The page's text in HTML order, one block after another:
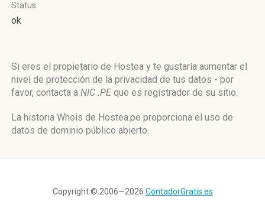
Status
ok
Si eres el propietario de Hostea y te gustaría aumentar el
nivel de protección de la privacidad de tus datos - por
favor, contacta a NIC .PEque es registrador de su sitio.
La historia Whois de Hostea.pe proporciona el uso de
datos de dominio público abierto.
Copyright © 2006—2026 ContadorGratis.es